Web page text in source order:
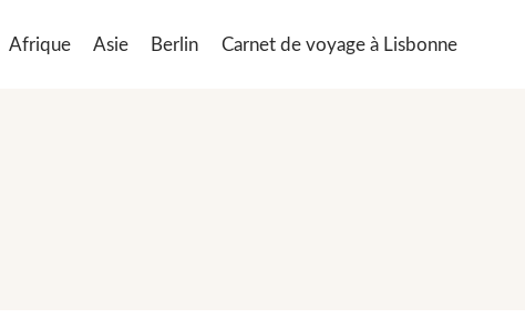
Afrique Asie Berlin Carnet de voyage à Lisbonne